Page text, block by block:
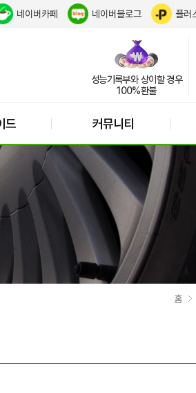
네이버카페 네이버블로그 플러
성능기록부와 상이할 경우
100%환불
드 커뮤니티
홈